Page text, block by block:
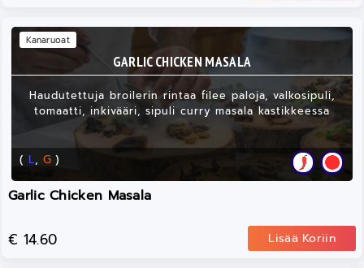
GARLIC CHICKEN MASALA
Haudutettuja broilerin rintaa filee paloja, valkosipuli,
tomaatti, inkivääri, sipuli curry masala kastikkeessa
( L, G )
Kanaruoat
Garlic Chicken Masala
€ 14.60 Lisää Koriin